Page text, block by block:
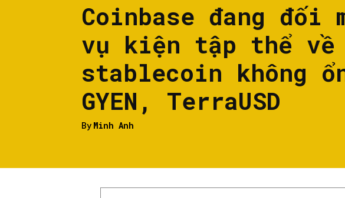
Coinbase đang đối
vụ kiện tập thể về
stablecoin không
GYEN, TerraUSD
By Minh Anh